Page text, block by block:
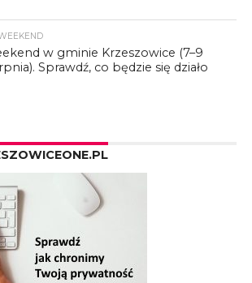
w gminie Krzeszowice (7–9
Sprawdź, co będzie się działo